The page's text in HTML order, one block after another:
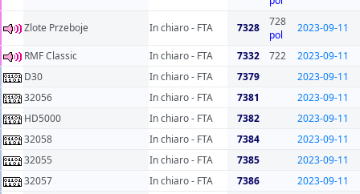
Zlote Przeboje In chiaro - FTA 7328
728
pol
2023-09-11
RMF Classic In chiaro - FTA 7332 722
2023-09-11
D30
In chiaro - FTA 7379
2023-09-11
32056
In chiaro - FTA 7381
2023-09-11
HD5000
In chiaro - FTA 7382
2023-09-11
32058
In chiaro - FTA 7384
2023-09-11
32055
In chiaro - FTA 7385
2023-09-11
32057
In chiaro - FTA 7386
2023-09-11